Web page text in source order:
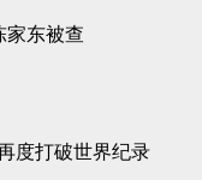
家东被查
度打破世界纪录